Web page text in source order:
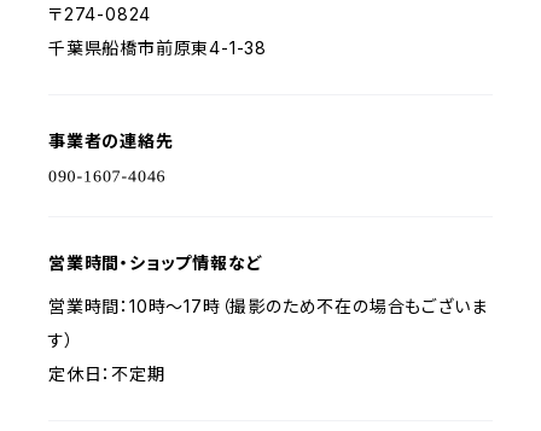
〒274-0824
千葉県船橋市前原東4-1-38
事業者の連絡先
営業時間・ショップ情報など
営業時間：10時〜17時（撮影のため不在の場合もございま
す）
定休日：不定期